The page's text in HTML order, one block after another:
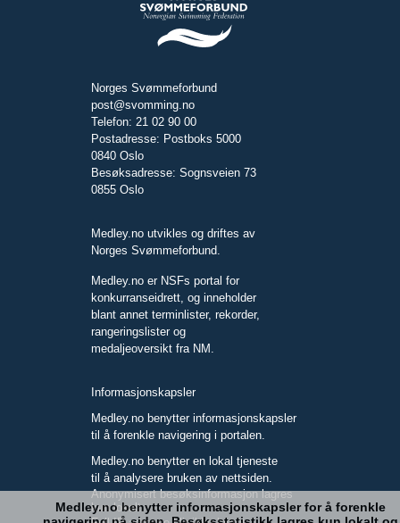
Norges Svømmeforbund
post@svomming.no
Telefon: 21 02 90 00
Postadresse: Postboks 5000
0840 Oslo
Besøksadresse: Sognsveien 73
0855 Oslo
Medley.no utvikles og driftes av
Norges Svømmeforbund.
Medley.no er NSFs portal for
konkurranseidrett, og inneholder
blant annet terminlister, rekorder,
rangeringslister og
medaljeoversikt fra NM.
Informasjonskapsler
Medley.no benytter informasjonskapsler
til å forenkle navigering i portalen.
Medley.no benytter en lokal tjeneste
til å analysere bruken av nettsiden.
Anonymisert besøksinformasjon lagres
kun lokalt.
Medley.no benytter informasjonskapsler for å forenkle